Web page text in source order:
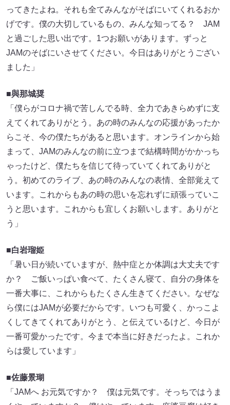
ってきたよね。それも全てみんながそばにいてくれるおか
げです。僕の大切しているもの、みんな知ってる？ JAM
と過ごした思い出です。1つお願いがあります。ずっと
JAMのそばにいさせてください。今日はありがとうござい
ました」
■與那城奨
「僕らがコロナ禍で苦しんでる時、全力であきらめずに支
えてくれてありがとう。あの時のみんなの応援があったか
らこそ、今の僕たちがあると思います。オンラインから始
まって、JAMのみんなの前に立つまで結構時間がかかっち
ゃったけど、僕たちを信じて待っていてくれてありがと
う。初めてのライブ、あの時のみんなの表情、全部覚えて
います。これからもあの時の思いを忘れずに頑張っていこ
うと思います。これからも宜しくお願いします。ありがと
う」
■白岩瑠姫
「暑い日が続いていますが、熱中症とか体調は大丈夫です
か？ ご飯いっぱい食べて、たくさん寝て、自分の身体を
一番大事に、これからもたくさん生きてください。なぜな
ら僕にはJAMが必要だからです。いつも可愛く、かっこよ
くしてきてくれてありがとう、と伝えているけど、今日が
一番可愛かったです。今まで本当に好きだったよ。これか
らは愛しています」
■佐藤景瑚
「JAMへ お元気ですか？ 僕は元気です。そっちではうま